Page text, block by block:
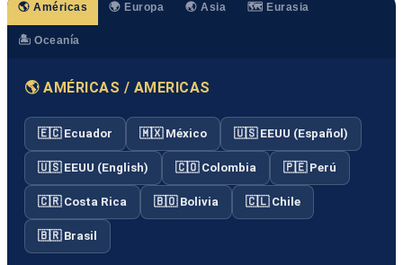
🌎 Américas 🌍 Europa 🌏 Asia 🗺️ Eurasia
🏝️ Oceanía
🌎 AMÉRICAS / AMERICAS
🇪🇨 Ecuador 🇲🇽 México 🇺🇸 EEUU (Español)
🇺🇸 EEUU (English) 🇨🇴 Colombia 🇵🇪 Perú
🇨🇷 Costa Rica 🇧🇴 Bolivia 🇨🇱 Chile
🇧🇷 Brasil